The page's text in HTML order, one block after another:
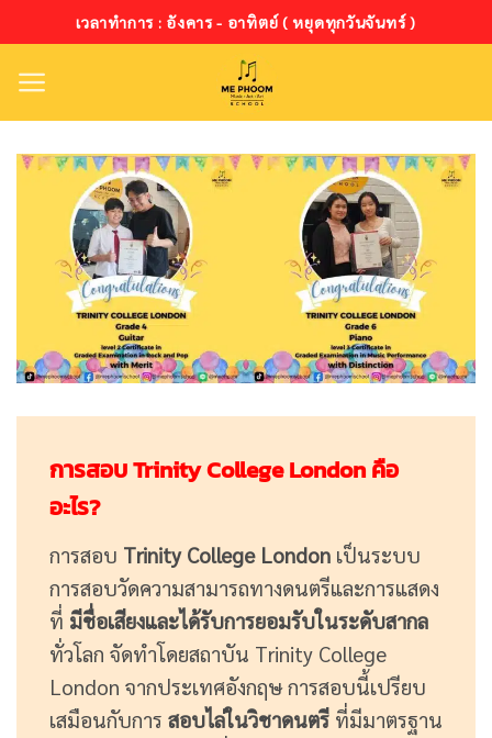
ไป
เนื้อหา
เวลาทำการ : อังคาร - อาทิตย์ ( หยุดทุกวันจันทร์ )
การสอบ Trinity College London คือ
อะไร?
การสอบ Trinity College London เป็นระบบ
การสอบวัดความสามารถทางดนตรีและการแสดง
ที่ มีชื่อเสียงและได้รับการยอมรับในระดับสากล
ทั่วโลก จัดทำโดยสถาบัน Trinity College
London จากประเทศอังกฤษ การสอบนี้เปรียบ
เสมือนกับการ สอบไล่ในวิชาดนตรี ที่มีมาตรฐาน